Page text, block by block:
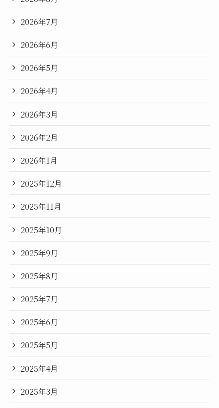
2026年7月
2026年6月
2026年5月
2026年4月
2026年3月
2026年2月
2026年1月
2025年12月
2025年11月
2025年10月
2025年9月
2025年8月
2025年7月
2025年6月
2025年5月
2025年4月
2025年3月